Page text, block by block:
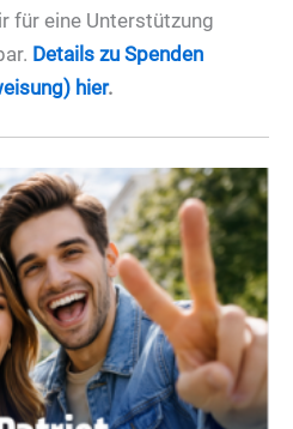
für eine Unterstützung
Details zu Spenden
hier.